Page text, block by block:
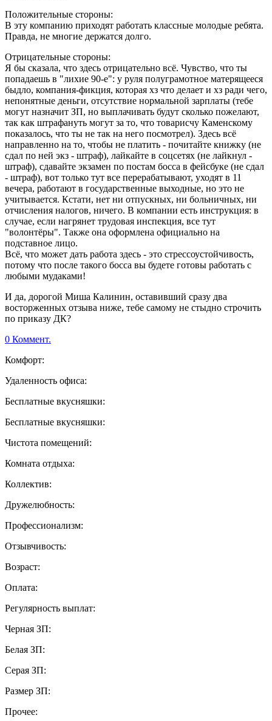
Положительные стороны:
В эту компанию приходят работать классные молодые ребята.
Правда, не многие держатся долго.
Отрицательные стороны:
Я бы сказала, что здесь отрицательно всё. Чувство, что ты
попадаешь в "лихие 90-е": у руля полуграмотное матерящееся
быдло, компания-фикция, которая хз что делает и хз ради чего,
непонятные деньги, отсутствие нормальной зарплаты (тебе
могут назначит ЗП, но выплачивать будут сколько пожелают,
так как штрафануть могут за то, что товарисчу Каменскому
показалось, что ты не так на него посмотрел). Здесь всё
направленно на то, чтобы не платить - почитайте книжку (не
сдал по ней экз - штраф), лайкайте в соцсетях (не лайкнул -
штраф), сдавайте экзамен по постам босса в фейсбуке (не сдал
- штраф), вот только тут все перерабатывают, уходят в 11
вечера, работают в государственные выходные, но это не
учитывается. Кстати, нет ни отпускных, ни больничных, ни
отчисления налогов, ничего. В компании есть инструкция: в
случае, если нагрянет трудовая инспекция, все тут
"волонтёры". Также она оформлена официально на
подставное лицо.
Всё, что может дать работа здесь - это стрессоустойчивость,
потому что после такого босса вы будете готовы работать с
любыми мудаками!
И да, дорогой Миша Калинин, оставивший сразу два
восторженных отзыва ниже, тебе самому не стыдно строчить
по приказу ДК?
0 Коммент.
Комфорт:
Удаленность офиса:
Бесплатные вкусняшки:
Бесплатные вкусняшки:
Чистота помещений:
Комната отдыха:
Коллектив:
Дружелюбность:
Профессионализм:
Отзывчивость:
Возраст:
Оплата:
Регулярность выплат:
Черная ЗП:
Белая ЗП:
Серая ЗП:
Размер ЗП:
Прочее: